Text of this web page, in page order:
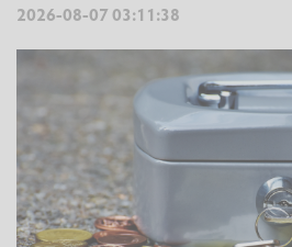
2026-08-07 03:11:38